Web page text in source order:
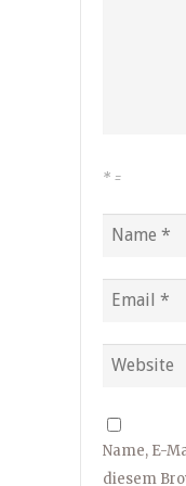
* =
Name, E-
diesem